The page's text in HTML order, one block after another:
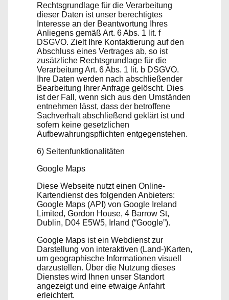
Rechtsgrundlage für die Verarbeitung
dieser Daten ist unser berechtigtes
Interesse an der Beantwortung Ihres
Anliegens gemäß Art. 6 Abs. 1 lit. f
DSGVO. Zielt Ihre Kontaktierung auf den
Abschluss eines Vertrages ab, so ist
zusätzliche Rechtsgrundlage für die
Verarbeitung Art. 6 Abs. 1 lit. b DSGVO.
Ihre Daten werden nach abschließender
Bearbeitung Ihrer Anfrage gelöscht. Dies
ist der Fall, wenn sich aus den Umständen
entnehmen lässt, dass der betroffene
Sachverhalt abschließend geklärt ist und
sofern keine gesetzlichen
Aufbewahrungspflichten entgegenstehen.
6) Seitenfunktionalitäten
Google Maps
Diese Webseite nutzt einen Online-
Kartendienst des folgenden Anbieters:
Google Maps (API) von Google Ireland
Limited, Gordon House, 4 Barrow St,
Dublin, D04 E5W5, Irland (“Google”).
Google Maps ist ein Webdienst zur
Darstellung von interaktiven (Land-)Karten,
um geographische Informationen visuell
darzustellen. Über die Nutzung dieses
Dienstes wird Ihnen unser Standort
angezeigt und eine etwaige Anfahrt
erleichtert.